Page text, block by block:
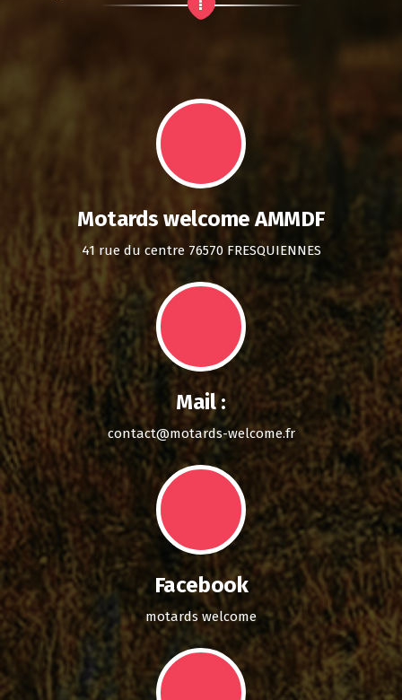
Motards welcome AMMDF
41 rue du centre 76570 FRESQUIENNES
Mail :
contact@motards-welcome.fr
Facebook
motards welcome